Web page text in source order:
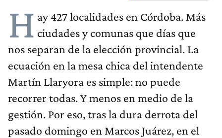
H ay 427 localidades en Córdoba. Más
ciudades y comunas que días que
nos separan de la elección provincial. La
ecuación en la mesa chica del intendente
Martín Llaryora es simple: no puede
recorrer todas. Y menos en medio de la
gestión. Por eso, tras la dura derrota del
pasado domingo en Marcos Juárez, en el